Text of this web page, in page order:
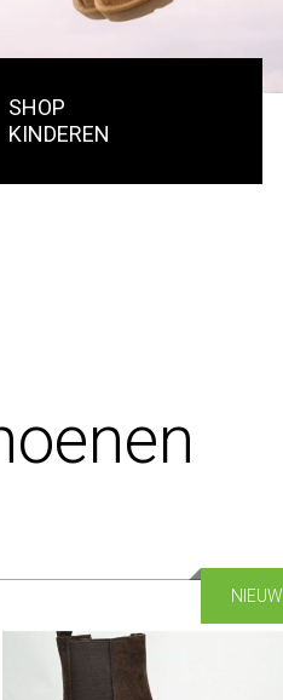
SHOP
KINDEREN
NIEUW